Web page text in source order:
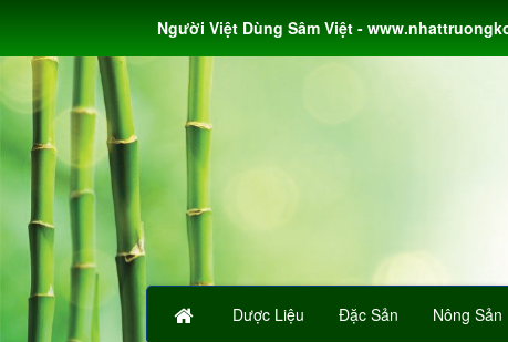
Dược Liệu Đặc Sản Nông Sản
Người Việt Dùng Sâm Việt -